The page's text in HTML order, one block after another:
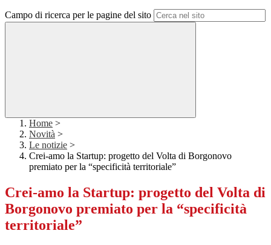
Campo di ricerca per le pagine del sito
Home >
Novità >
Le notizie >
Crei-amo la Startup: progetto del Volta di Borgonovo
premiato per la “specificità territoriale”
Crei-amo la Startup: progetto del Volta di
Borgonovo premiato per la “specificità
territoriale”